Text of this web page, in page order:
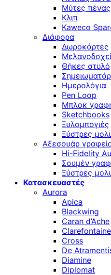
Μύτες πένας
Κλιπ
Kaweco
Διάφορα
Δωροκάρτες
Θήκες στυλό
Ημερολόγια
Pen Loop
Μπλοκ
Sketchbooks
Ξυλομπογιές
Ξύστρες
Αξεσουάρ
Hi-Fidelity
Σουμέν
Ξύστρες
Κατασκευαστές
Aurora
Apica
Blackwing
Caran d’Ache
Clarefontaine
Cross
De
Diamine
Diplomat